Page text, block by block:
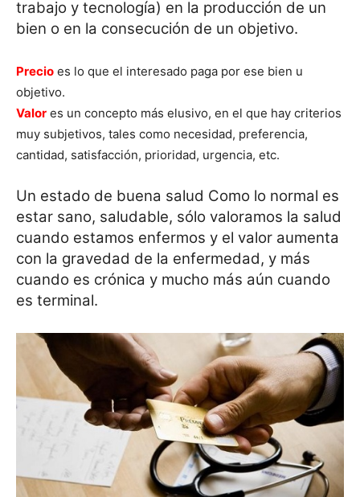
trabajo y tecnología) en la producción de un
bien o en la consecución de un objetivo.
Precio es lo que el interesado paga por ese bien u
objetivo.
Valor es un concepto más elusivo, en el que hay criterios
muy subjetivos, tales como necesidad, preferencia,
cantidad, satisfacción, prioridad, urgencia, etc.
Un estado de buena salud Como lo normal es
estar sano, saludable, sólo valoramos la salud
cuando estamos enfermos y el valor aumenta
con la gravedad de la enfermedad, y más
cuando es crónica y mucho más aún cuando
es terminal.